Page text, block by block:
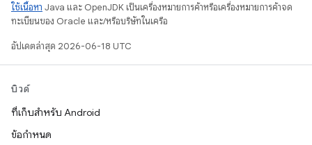
ใช้เนื้อหา Java และ OpenJDK เป็นเครื่องหมายการค้าหรือเครื่องหมายการค้าจด
ทะเบียนของ Oracle และ/หรือบริษัทในเครือ
อัปเดตล่าสุด 2026-06-18 UTC
บิวด์
ที่เก็บสำหรับ Android
ข้อกำหนด